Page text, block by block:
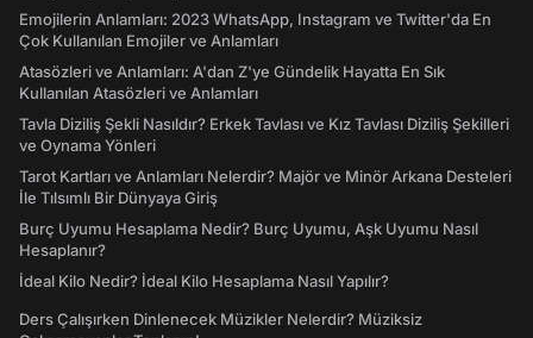
Emojilerin Anlamları: 2023 WhatsApp, Instagram ve Twitter'da En
Çok Kullanılan Emojiler ve Anlamları
Atasözleri ve Anlamları: A'dan Z'ye Gündelik Hayatta En Sık
Kullanılan Atasözleri ve Anlamları
Tavla Diziliş Şekli Nasıldır? Erkek Tavlası ve Kız Tavlası Diziliş Şekilleri
ve Oynama Yönleri
Tarot Kartları ve Anlamları Nelerdir? Majör ve Minör Arkana Desteleri
İle Tılsımlı Bir Dünyaya Giriş
Burç Uyumu Hesaplama Nedir? Burç Uyumu, Aşk Uyumu Nasıl
Hesaplanır?
İdeal Kilo Nedir? İdeal Kilo Hesaplama Nasıl Yapılır?
Ders Çalışırken Dinlenecek Müzikler Nelerdir? Müziksiz